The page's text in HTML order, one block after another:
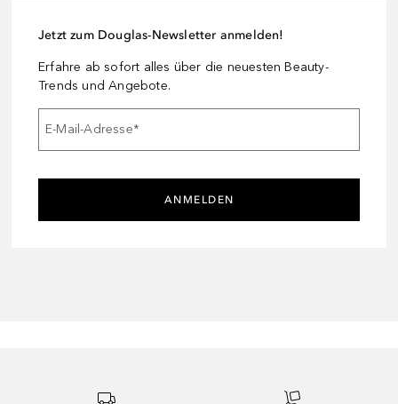
Jetzt zum Douglas-Newsletter anmelden!
Erfahre ab sofort alles über die neuesten Beauty-
Trends und Angebote.
E-Mail-Adresse*
ANMELDEN